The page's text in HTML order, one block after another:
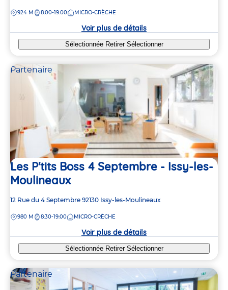
la
DISTANCE
924 M 8:00-19:00 MICRO-CRÈCHE
Voir plus de détails
Sélectionnée Retirer Sélectionner
Partenaire
Les P'tits Boss 4 Septembre - Issy-les-
Moulineaux
Adresse
la
12 Rue du 4 Septembre 92130 Issy-les-Moulineaux
DISTANCE
980 M 8:30-19:00 MICRO-CRÈCHE
Voir plus de détails
Sélectionnée Retirer Sélectionner
Partenaire